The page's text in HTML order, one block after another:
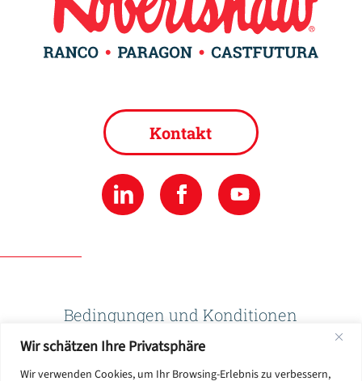
Wir schätzen Ihre Privatsphäre
Wir verwenden Cookies, um Ihr Browsing-Erlebnis zu verbessern,
Kontakt
Bedingungen und Konditionen
Datenschutzbestimmungen